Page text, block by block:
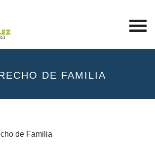
DE FAMILIA
de Familia